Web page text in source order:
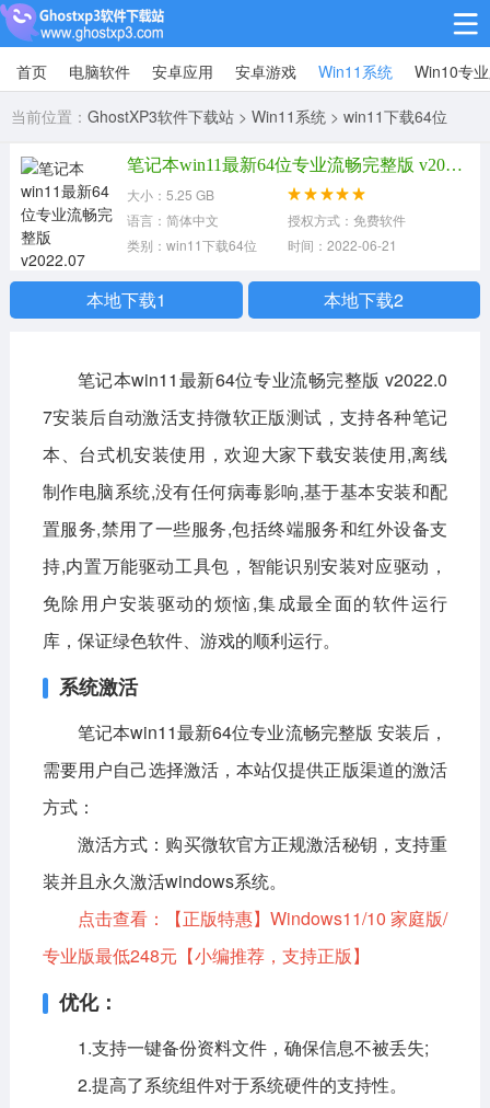
Win10专业版
Win10纯净版
Win11系统
win11下载64位 win11下载32位
安卓游戏
动作射击 经营策略 体育竞技
角色扮演 棋牌桌游
影音播放 系统工具 社交通讯
主题美化 新闻阅读 摄影图像
电脑软件
网络软件 系统软件 应用软件
图形图像
安全软件 游戏娱乐
编程开发 教育教学
首页 电脑软件 安卓应用 安卓游戏 Win11系统 Win10专
当前位置： GhostXP3软件下载站 > Win11系统 > win11下载64位
笔记本win11最新64位专业流畅完整版 v2022.07
大小：5.25 GB
语言：简体中文
授权方式：免费软件
类别：win11下载64位
时间：2022-06-21
本地下载1 本地下载2
笔记本win11最新64位专业流畅完整版 v2022.0
7安装后自动激活支持微软正版测试，支持各种笔记
本、台式机安装使用，欢迎大家下载安装使用,离线
制作电脑系统,没有任何病毒影响,基于基本安装和配
置服务,禁用了一些服务,包括终端服务和红外设备支
持,内置万能驱动工具包，智能识别安装对应驱动，
免除用户安装驱动的烦恼,集成最全面的软件运行
库，保证绿色软件、游戏的顺利运行。
系统激活
笔记本win11最新64位专业流畅完整版 安装后，
需要用户自己选择激活，本站仅提供正版渠道的激活
方式：
激活方式： 购买微软官方正规激活秘钥，支持重
装并且永久激活windows系统。
点击查看：
【正版特惠】Windows11/10 家庭版/
专业版最低248元 【小编推荐，支持正版】
优化：
1.支持一键备份资料文件，确保信息不被丢失;
2.提高了系统组件对于系统硬件的支持性。